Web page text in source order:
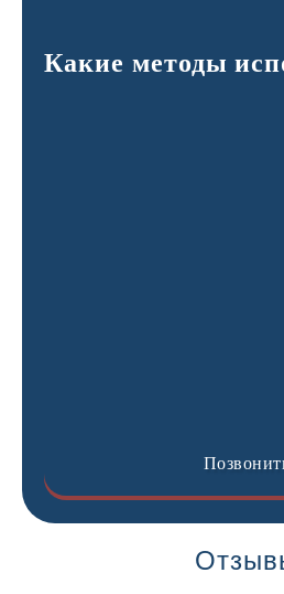
Какие методы